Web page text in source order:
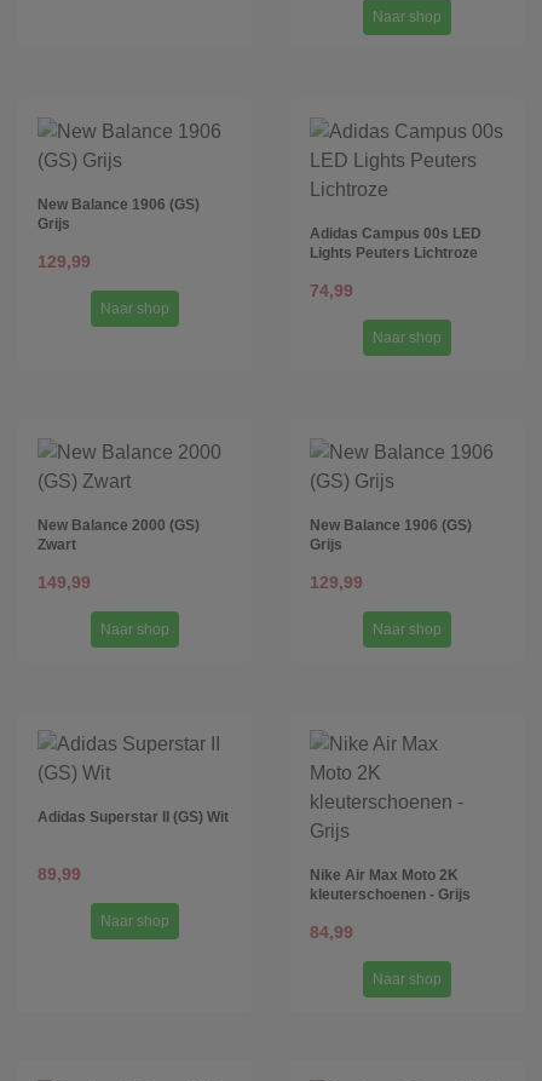
Naar shop
New Balance 1906 (GS)
Grijs
129,99
Naar shop
Adidas Campus 00s LED
Lights Peuters Lichtroze
74,99
Naar shop
New Balance 2000 (GS)
Zwart
149,99
Naar shop
New Balance 1906 (GS)
Grijs
129,99
Naar shop
Adidas Superstar II (GS) Wit
89,99
Naar shop
Nike Air Max Moto 2K
kleuterschoenen - Grijs
84,99
Naar shop